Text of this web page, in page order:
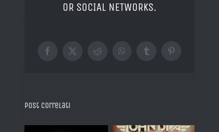
OR SOCIAL NETWORKS.
Facebook
X RedditWhatsAppTumblrPinterest
Post correlati